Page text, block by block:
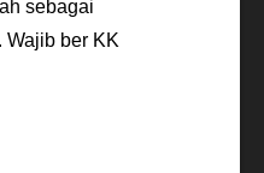
sebagai
Wajib ber KK